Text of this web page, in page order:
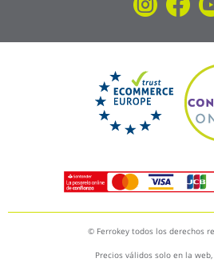
© Ferrokey todos los derechos
Precios válidos solo en la